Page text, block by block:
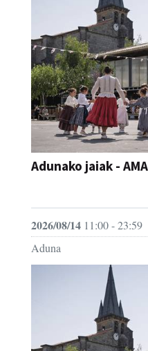
Adunako jaiak -
2026/08/14 11:00 - 23:59
Aduna